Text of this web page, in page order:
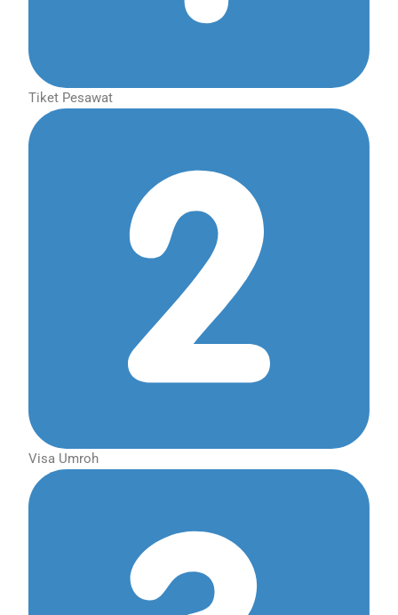
Tiket Pesawat
Visa Umroh